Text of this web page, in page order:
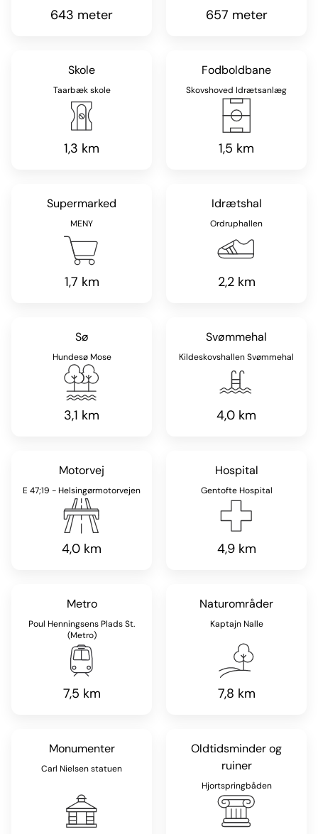
643 meter 657 meter
Skole
Taarbæk skole
1,3 km
Fodboldbane
Skovshoved Idrætsanlæg
1,5 km
Supermarked
MENY
1,7 km
Idrætshal
Ordruphallen
2,2 km
Sø
Hundesø Mose
3,1 km
Svømmehal
Kildeskovshallen Svømmehal
4,0 km
Motorvej
E 47;19 - Helsingørmotorvejen
4,0 km
Hospital
Gentofte Hospital
4,9 km
Metro
Poul Henningsens Plads St.
(Metro)
7,5 km
Naturområder
Kaptajn Nalle
7,8 km
Monumenter
Carl Nielsen statuen
Oldtidsminder og
ruiner
Hjortspringbåden